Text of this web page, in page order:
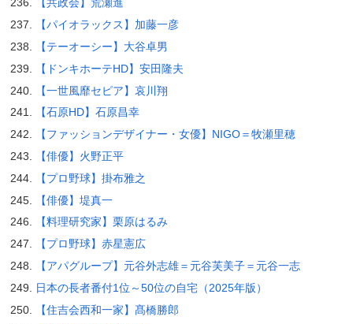
【共政会】荒瀬進
【パイオラックス】加藤一彦
【テーオーシー】大谷卓男
【ドンキホーテHD】安田隆夫
【一世風靡セピア】哀川翔
【石原HD】石原昌幸
【ファッションデザイナー・女優】NIGO＝牧瀬里穂
【俳優】火野正平
【プロ野球】掛布雅之
【俳優】堤真一
【料理研究家】栗原はるみ
【プロ野球】赤星憲広
【アパグループ】元谷外志雄＝元谷芙美子＝元谷一志
日本の長者番付1位～50位の自宅（2025年版）
【住吉会西和一家】髙橋勝郎